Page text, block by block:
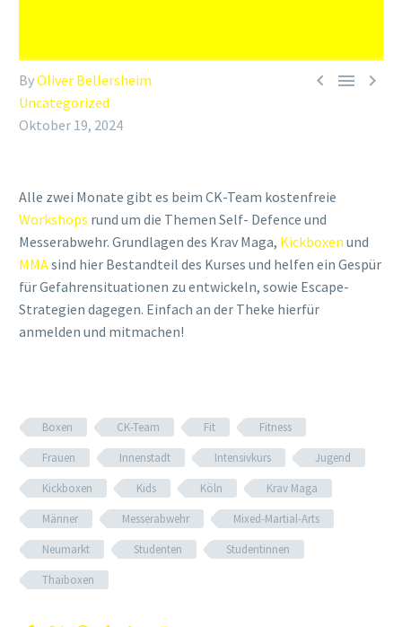
  
ByOliver Bellersheim
Uncategorized
Oktober 19, 2024
Alle zwei Monate gibt es beim CK-Team kostenfreie
Workshops rund um die Themen Self- Defence und
Messerabwehr. Grundlagen des Krav Maga, Kickboxen und
MMAsind hier Bestandteil des Kurses und helfen ein Gespür
für Gefahrensituationen zu entwickeln, sowie Escape-
Strategien dagegen. Einfach an der Theke hierfür
anmelden und mitmachen!
Boxen CK-Team Fit
Fitness
Frauen
Innenstadt Intensivkurs
Jugend
Kickboxen
Kids Köln
Krav Maga
Männer
Messerabwehr
Mixed-Martial-Arts
Neumarkt
Studenten
Studentinnen
Thaiboxen